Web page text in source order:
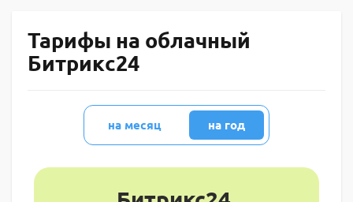
Тарифы на облачный
Битрикс24
на месяц на год